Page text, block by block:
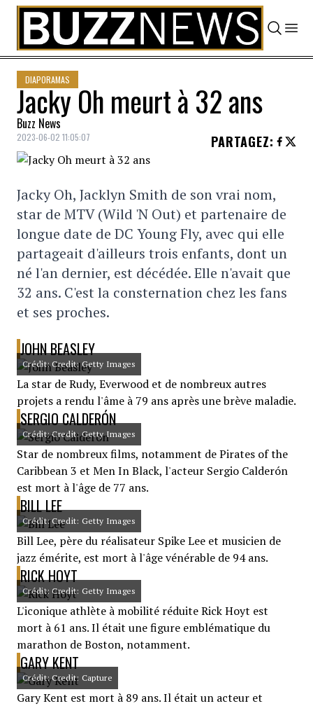
Skip to content
DIAPORAMAS
Jacky Oh meurt à 32 ans
Buzz News
2023-06-02 11:05:07 PARTAGEZ:
Jacky Oh, Jacklyn Smith de son vrai nom,
star de MTV (Wild 'N Out) et partenaire de
longue date de DC Young Fly, avec qui elle
partageait d'ailleurs trois enfants, dont un
né l'an dernier, est décédée. Elle n'avait que
32 ans. C'est la consternation chez les fans
et ses proches.
JOHN BEASLEY
Crédit: Credit: Getty Images
La star de Rudy, Everwood et de nombreux autres
projets a rendu l'âme à 79 ans après une brève maladie.
SERGIO CALDERÓN
Crédit: Credit: Getty Images
Star de nombreux films, notamment de Pirates of the
Caribbean 3 et Men In Black, l'acteur Sergio Calderón
est mort à l'âge de 77 ans.
BILL LEE
Crédit: Credit: Getty Images
Bill Lee, père du réalisateur Spike Lee et musicien de
jazz émérite, est mort à l'âge vénérable de 94 ans.
RICK HOYT
Crédit: Credit: Getty Images
L'iconique athlète à mobilité réduite Rick Hoyt est
mort à 61 ans. Il était une figure emblématique du
marathon de Boston, notamment.
GARY KENT
Crédit: Credit: Capture
Gary Kent est mort à 89 ans. Il était un acteur et